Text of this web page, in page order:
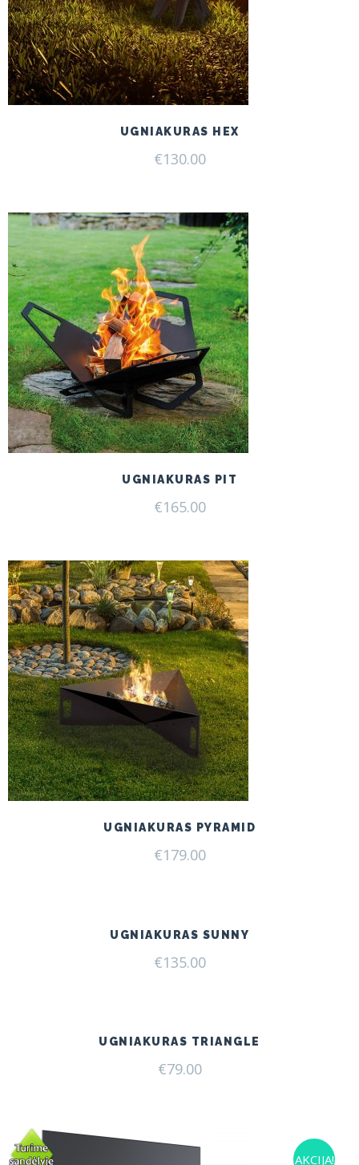
UGNIAKURAS HEX
€130.00
UGNIAKURAS PIT
€165.00
UGNIAKURAS PYRAMID
€179.00
UGNIAKURAS SUNNY
€135.00
UGNIAKURAS TRIANGLE
€79.00
AKCIJA!